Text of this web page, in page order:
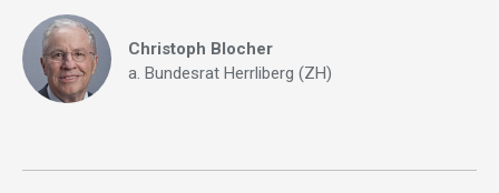
Christoph Blocher
a. Bundesrat Herrliberg (ZH)